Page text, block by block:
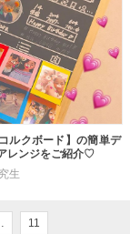
ルクボード】の簡単デ
レンジをご紹介♡
生
11